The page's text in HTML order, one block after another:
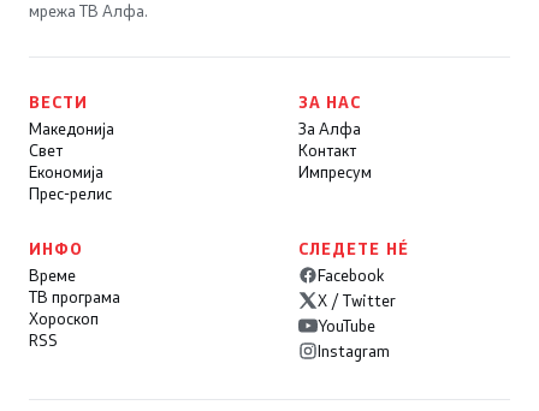
мрежа ТВ Алфа.
ВЕСТИ
Македонија
Свет
Економија
Прес-релис
ЗА НАС
За Алфа
Контакт
Импресум
ИНФО
Време
ТВ програма
Хороскоп
RSS
СЛЕДЕТЕ НÉ
Facebook
X / Twitter
YouTube
Instagram